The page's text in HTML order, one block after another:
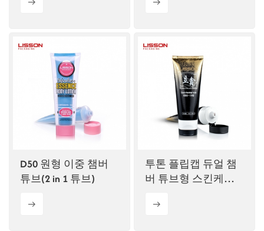
D50 원형 이중 챔버
튜브(2 in 1 튜브)
투톤 플립캡 듀얼 챔
버 튜브형 스킨케어